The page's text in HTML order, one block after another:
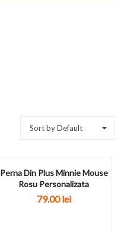
Sort by Default
Perna Din Plus Minnie Mouse
Rosu Personalizata
79.00lei